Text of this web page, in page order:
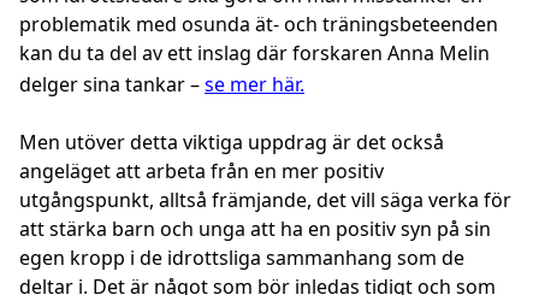
problematik med osunda ät- och träningsbeteenden
kan du ta del av ett inslag där forskaren Anna Melin
delger sina tankar –se mer här.
Men utöver detta viktiga uppdrag är det också
angeläget att arbeta från en mer positiv
utgångspunkt, alltså främjande, det vill säga verka för
att stärka barn och unga att ha en positiv syn på sin
egen kropp i de idrottsliga sammanhang som de
deltar i. Det är något som bör inledas tidigt och som